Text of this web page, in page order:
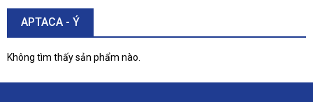
APTACA - Ý
Không tìm thấy sản phẩm nào.